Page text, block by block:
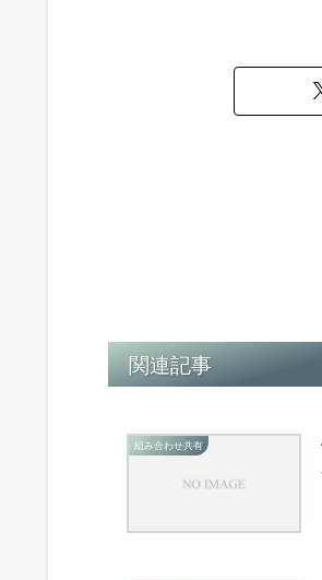
関連記事
組み合わせ共有